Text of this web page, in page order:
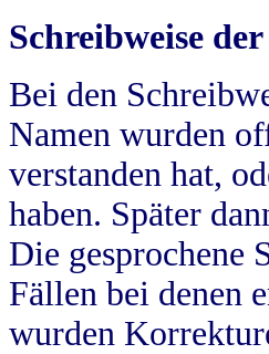
Schreibweise
Bei den
Namen wurden
verstanden hat,
haben. Später
Die gesprochene
Fällen bei denen
wurden